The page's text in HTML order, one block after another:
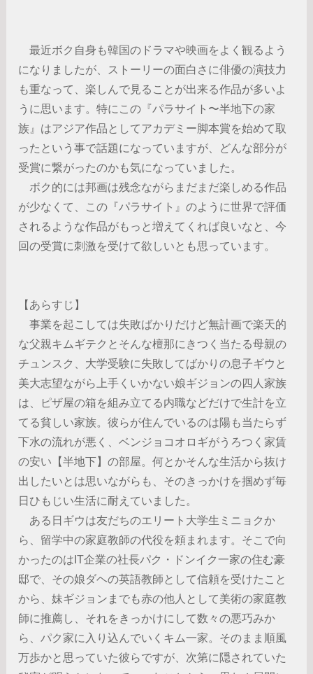
最近ボク自身も韓国のドラマや映画をよく観るよう
になりましたが、ストーリーの面白さに俳優の演技力
も重なって、楽しんで見ることが出来る作品が多いよ
うに思います。特にこの『パラサイト〜半地下の家
族』はアジア作品としてアカデミー脚本賞を始めて取
ったという事で話題になっていますが、どんな部分が
受賞に繋がったのかも気になっていました。
ボク的には邦画は残念ながらまだまだ楽しめる作品
が少なくて、この『パラサイト』のように世界で評価
されるような作品がもっと増えてくれば良いなと、今
回の受賞に刺激を受けて欲しいとも思っています。
【あらすじ】
事業を起こしては失敗ばかりだけど無計画で楽天的
な父親キムギテクとそんな檀那にきつく当たる母親の
チュンスク、大学受験に失敗してばかりの息子ギウと
美大志望ながら上手くいかない娘ギジョンの四人家族
は、ピザ屋の箱を組み立てる内職などだけで生計を立
てる貧しい家族。彼らが住んでいるのは陽も当たらず
下水の流れが悪く、ベンジョコオロギがうろつく家賃
の安い【半地下】の部屋。何とかそんな生活から抜け
出したいとは思いながらも、そのきっかけを掴めず毎
日ひもじい生活に耐えていました。
ある日ギウは友だちのエリート大学生ミニョクか
ら、留学中の家庭教師の代役を頼まれます。そこで向
かったのはIT企業の社長パク・ドンイク一家の住む豪
邸で、その娘ダヘの英語教師として信頼を受けたこと
から、妹ギジョンまでも赤の他人として美術の家庭教
師に推薦し、それをきっかけにして数々の悪巧みか
ら、パク家に入り込んでいくキム一家。そのまま順風
万歩かと思っていた彼らですが、次第に隠されていた